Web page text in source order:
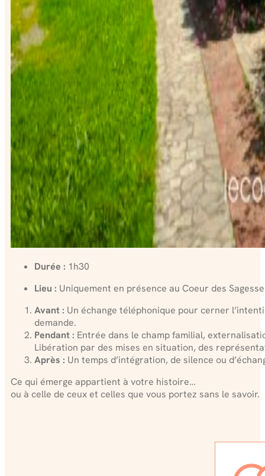
Durée : 1h30
Lieu : Uniquement en présence au Coeur des
Avant : Un échange téléphonique pour cerner
demande.
Pendant : Entrée dans le champ familial,
Libération par des mises en situation, des
Après : Un temps d’intégration, de silence ou
Ce qui émerge appartient à votre histoire…
ou à celle de ceux et celles que vous portez sans le savoir.